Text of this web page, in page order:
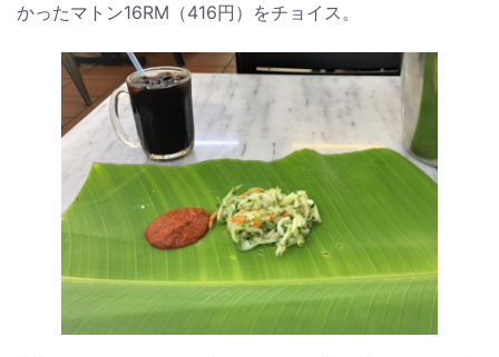
かったマトン16RM（416円）をチョイス。